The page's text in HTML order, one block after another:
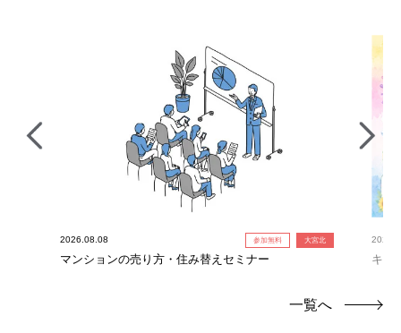
2026.08.08 参加無料 大宮北
マンションの売り方・住み替えセミナー
キャ
一覧へ